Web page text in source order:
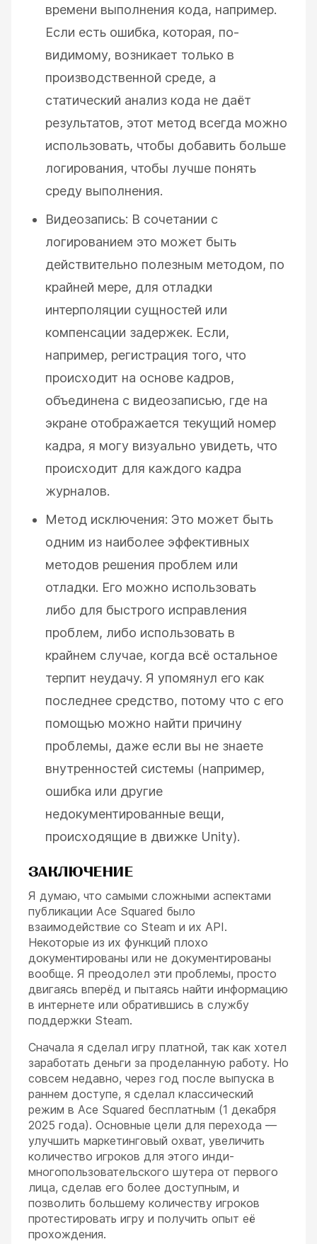
времени выполнения кода, например.
Если есть ошибка, которая, по-
видимому, возникает только в
производственной среде, а
статический анализ кода не даёт
результатов, этот метод всегда можно
использовать, чтобы добавить больше
логирования, чтобы лучше понять
среду выполнения.
Видеозапись: В сочетании с
логированием это может быть
действительно полезным методом, по
крайней мере, для отладки
интерполяции сущностей или
компенсации задержек. Если,
например, регистрация того, что
происходит на основе кадров,
объединена с видеозаписью, где на
экране отображается текущий номер
кадра, я могу визуально увидеть, что
происходит для каждого кадра
журналов.
Метод исключения: Это может быть
одним из наиболее эффективных
методов решения проблем или
отладки. Его можно использовать
либо для быстрого исправления
проблем, либо использовать в
крайнем случае, когда всё остальное
терпит неудачу. Я упомянул его как
последнее средство, потому что с его
помощью можно найти причину
проблемы, даже если вы не знаете
внутренностей системы (например,
ошибка или другие
недокументированные вещи,
происходящие в движке Unity).
ЗАКЛЮЧЕНИЕ
Я думаю, что самыми сложными аспектами
публикации Ace Squared было
взаимодействие со Steam и их API.
Некоторые из их функций плохо
документированы или не документированы
вообще. Я преодолел эти проблемы, просто
двигаясь вперёд и пытаясь найти информацию
в интернете или обратившись в службу
поддержки Steam.
Сначала я сделал игру платной, так как хотел
заработать деньги за проделанную работу. Но
совсем недавно, через год после выпуска в
раннем доступе, я сделал классический
режим в Ace Squared бесплатным (1 декабря
2025 года). Основные цели для перехода —
улучшить маркетинговый охват, увеличить
количество игроков для этого инди-
многопользовательского шутера от первого
лица, сделав его более доступным, и
позволить большему количеству игроков
протестировать игру и получить опыт её
прохождения.